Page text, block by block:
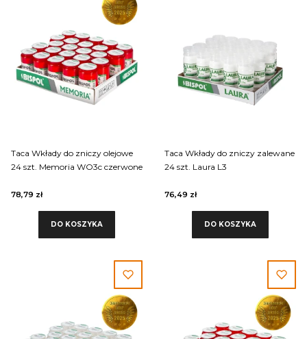
Taca Wkłady do zniczy olejowe
24 szt. Memoria WO3c czerwone
78,79 zł
DO KOSZYKA
Taca Wkłady do zniczy zalewane
24 szt. Laura L3
76,49 zł
DO KOSZYKA